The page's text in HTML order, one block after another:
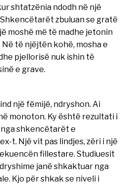
shtatzënia ndodh në një
zbuluan se gratë
moshë më të madhe jetonin
të njëjtën kohë, mosha e
pjellorisë nuk ishin të
e grave.
një fëmijë, ndryshon. Ai
monoton. Ky është rezultati i
shkencëtarët e
t. Një vit pas lindjes, zëri i një
fillestare. Studiuesit
janë shkaktuar nga
Kjo për shkak se niveli i